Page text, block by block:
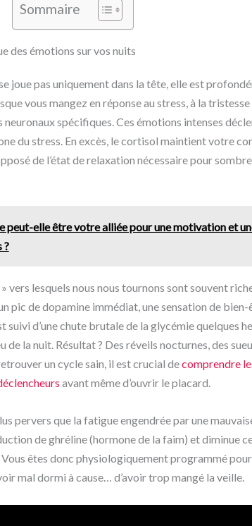
Sommaire
des émotions sur vos nuits
joue pas uniquement dans la tête, elle est
vous mangez en réponse au stress, à la tristesse
neuronaux spécifiques. Ces émotions intenses
du stress. En excès, le cortisol maintient votre
de l’état de relaxation nécessaire pour
peut-elle être votre alliée pour une motivation et
?
vers lesquels nous nous tournons sont souvent
pic de dopamine immédiat, une sensation de
suivi d’une chute brutale de la glycémie quelques
de la nuit. Résultat ? Des réveils nocturnes, des
un cycle sain, il est crucial decomprendre
avant même d’ouvrir le placard.
pervers que la fatigue engendrée par une
de ghréline (hormone de la faim) et diminue
êtes donc physiologiquement programmé
mal dormi à cause… d’avoir trop mangé la veille.